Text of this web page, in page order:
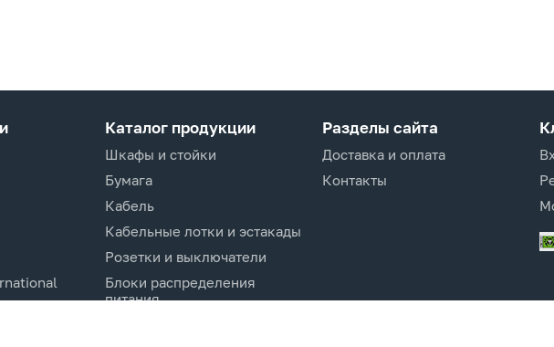
Каталог продукции
Шкафы и стойки
Бумага
Кабель
Кабельные лотки и эстакады
Розетки и выключатели
Блоки распределения
питания
Разделы сайта
Доставка и оплата
Контакты